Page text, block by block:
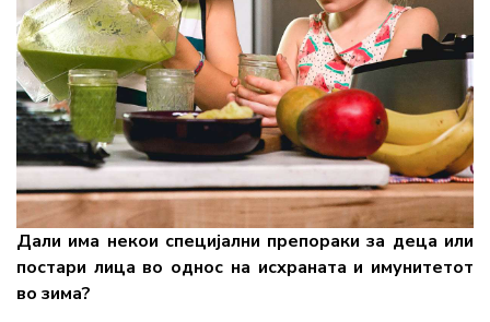
Дали има некои специјални препораки за деца или
постари лица во однос на исхраната и имунитетот
во зима?